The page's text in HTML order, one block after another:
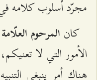
مجرّد أسلوب كلامه
كان المرحوم العلّامة
الأمور التي لا
هناك أمر ينبغي